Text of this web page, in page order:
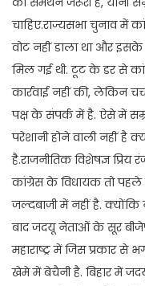
चाहिए.राज्यसभा चुनाव में
वोट नहीं डाला था और इसके
मिल गई थी. टूट के डर से
कार्रवाई नहीं की, लेकिन
पक्ष के संपर्क में है. ऐसे में
परेशानी होने वाली नहीं है
है.राजनीतिक विशेषज्ञ
कांग्रेस के विधायक तो
जल्दबाजी में नहीं है.
बाद जदयू नेताओं के सूर
महाराष्ट्र में जिस प्रकार
खेमे में बेचैनी है. बिहार में